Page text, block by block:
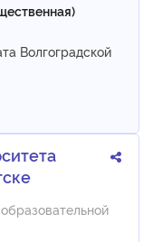
Волгоградской